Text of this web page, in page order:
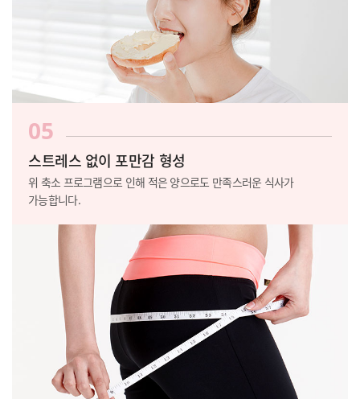
05
스트레스 없이 포만감 형성
위 축소 프로그램으로 인해 적은 양으로도 만족스러운 식사가
가능합니다.